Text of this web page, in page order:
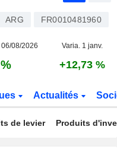
ARG FR0010481960
08/2026 Varia. 1 janv.
+12,73 %
Actualités
de levier Produits